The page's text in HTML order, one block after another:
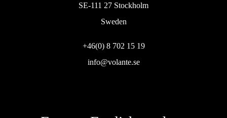
SE-111 27 Stockholm
Sweden
+46(0) 8 702 15 19
info@volante.se